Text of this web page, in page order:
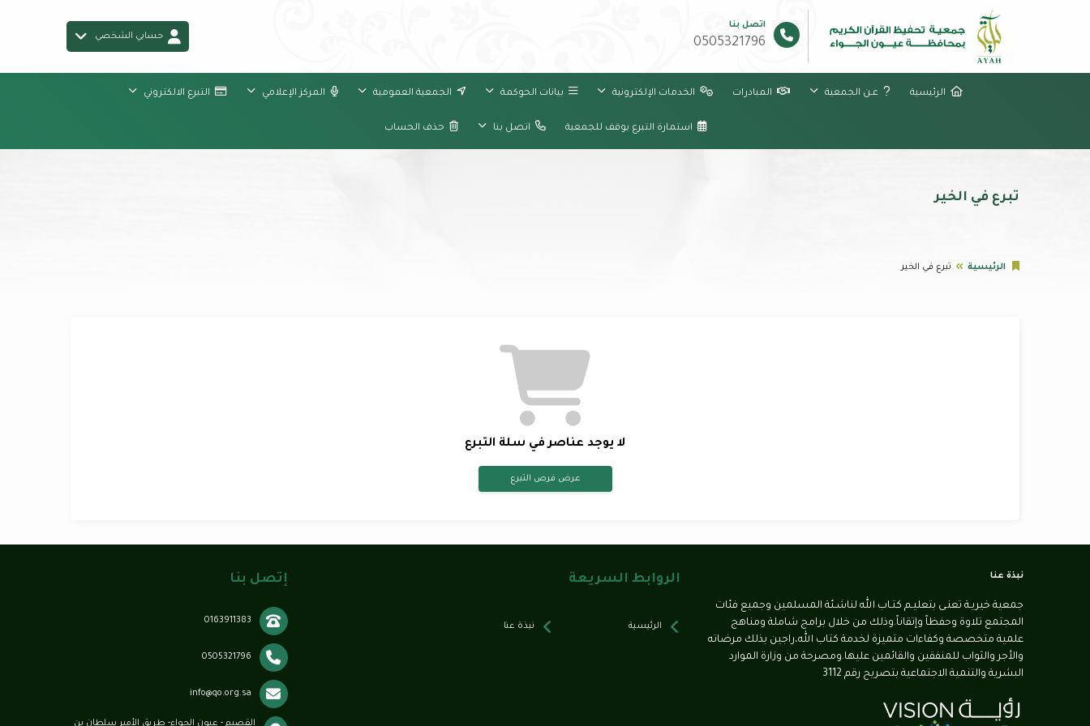
اتصل بنا
0505321796 حسابي الشخصي
الرئيسية عـن الجمعية المبادرات الخدمات الإلكترونية بيانات الحوكمة الجمعية العمومية المركز الإعلامي التبرع الالكتروني
استمارة التبرع بوقف للجمعية اتصل بنا حذف الحساب
تبرع في الخير
الرئيسية تبرع في الخير
لا يوجد عناصر في سلة التبرع
عرض فرص التبرع
نبذة عنا
جمعية خيريـة تعنـى بتعليـم كتـاب الله لناشـئة المسلمين وجميع فئات
المجتمع تلاوة وحفظاً وإتقاناً.وذلك من خلال برامج شاملة ومناهج
علمية متخصصة وكفاءات متميزة لخدمة كتاب الله،راجين بذلك مرضاته
والأجر والثواب للمنفقين والقائمين عليها.ومصرحة من وزارة الموارد
البشرية والتنمية الاجتماعية بتصريح رقم 3112
الروابط السريعة
الرئيسية نبذة عنا
إتصل بنا
0163911383
0505321796
info@qo.org.sa
القصيم - عيون الجواء- طريق الأمير سلطان بن